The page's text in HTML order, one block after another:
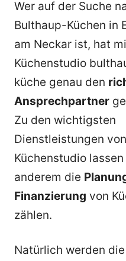
Wer auf der Suche
Bulthaup-Küchen in
am Neckar ist, hat
Küchenstudio
küche genau den
Ansprechpartner
Zu den wichtigsten
Dienstleistungen
Küchenstudio
anderem die
Finanzierung von
zählen.
Natürlich werden die